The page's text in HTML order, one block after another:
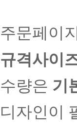
주문페이
규격사이
수량은 기
디자인이